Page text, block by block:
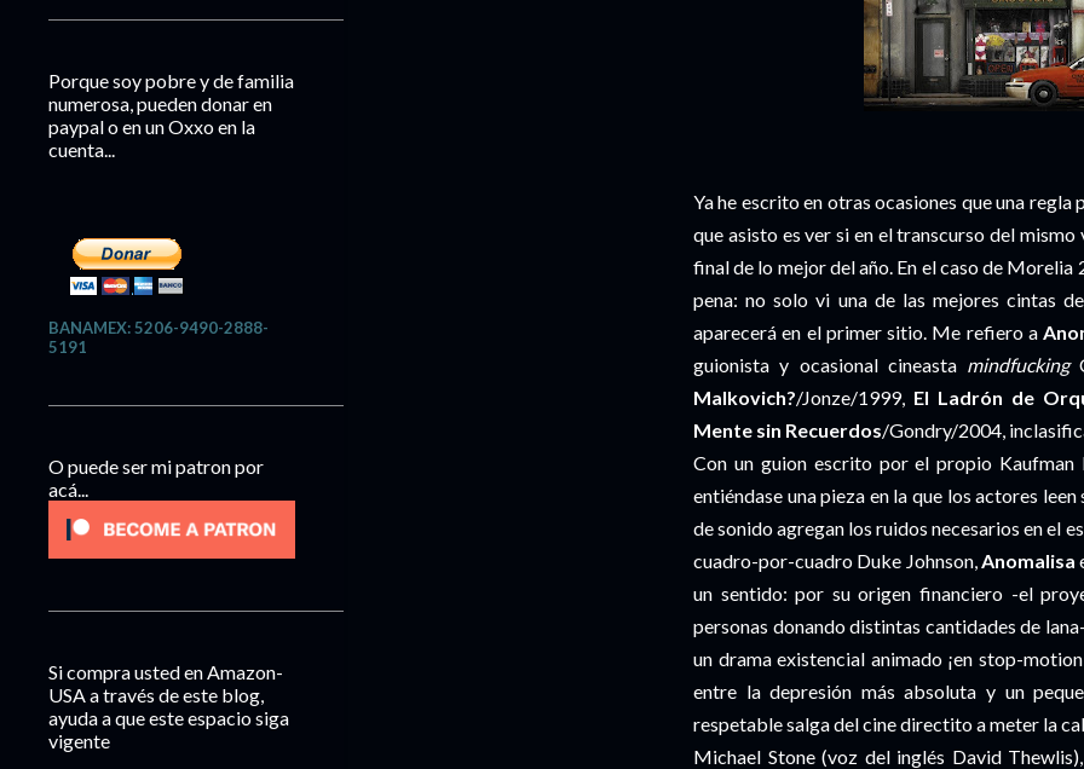
Ya he escrito en otras ocasiones que una
que asisto es ver si en el transcurso del
final de lo mejor del año. En el caso de
pena: no solo vi una de las mejores cintas
aparecerá en el primer sitio. Me refiero a
guionista y ocasional cineasta mindfucking
Malkovich?/Jonze/1999, El Ladrón de
Mente sin Recuerdos/Gondry/2004,
Con un guion escrito por el propio
entiéndase una pieza en la que los actores
de sonido agregan los ruidos necesarios en el
cuadro-por-cuadro Duke Johnson,Anomalisa
un sentido: por su origen financiero -el
personas donando distintas cantidades de
un drama existencial animado ¡en stop-
entre la depresión más absoluta y un
respetable salga del cine directito a meter la
Michael Stone (voz del inglés David
Porque soy pobre y de familia
numerosa, pueden donar en
paypal o en un Oxxo en la
cuenta...
BANAMEX: 5206-9490-2888-
5191
O puede ser mi patron por
acá...
Si compra usted en Amazon-
USA a través de este blog,
ayuda a que este espacio siga
vigente